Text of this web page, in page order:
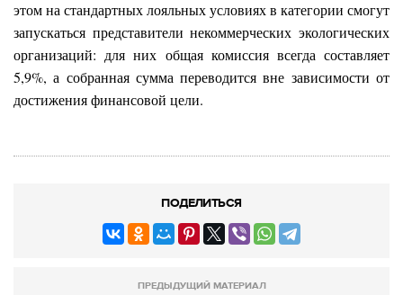
этом на стандартных лояльных условиях в категории смогут
запускаться представители некоммерческих экологических
организаций: для них общая комиссия всегда составляет
5,9%, а собранная сумма переводится вне зависимости от
достижения финансовой цели.
ПОДЕЛИТЬСЯ
ПРЕДЫДУЩИЙ МАТЕРИАЛ